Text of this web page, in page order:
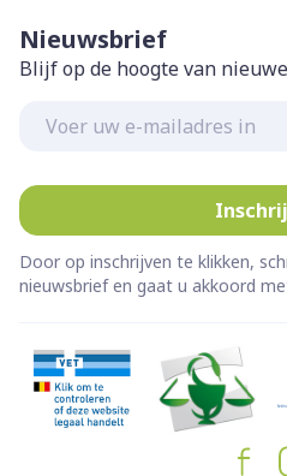
Nieuwsbrief
Blijf op de hoogte van
Door op inschrijven te klikken,
nieuwsbrief en gaat u akkoord